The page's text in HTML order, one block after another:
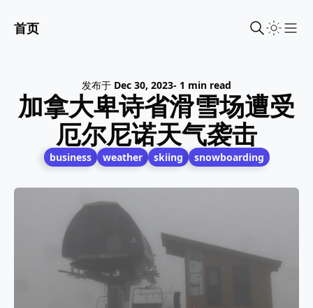
首页
发布于 Dec 30, 2023- 1 min read
加拿大卑诗省滑雪场遭受
厄尔尼诺天气袭击
business weather skiing snowboarding